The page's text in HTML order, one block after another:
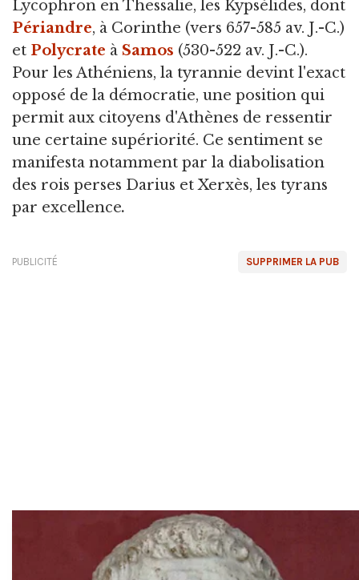
Lycophron en Thessalie, les Kypsélides, dont
Périandre, à Corinthe (vers 657-585 av. J.-C.)
et Polycrate à Samos (530-522 av. J.-C.).
Pour les Athéniens, la tyrannie devint l'exact
opposé de la démocratie, une position qui
permit aux citoyens d'Athènes de ressentir
une certaine supériorité. Ce sentiment se
manifesta notamment par la diabolisation
des rois perses Darius et Xerxès, les tyrans
par excellence.
SUPPRIMER LA PUB
PUBLICITÉ